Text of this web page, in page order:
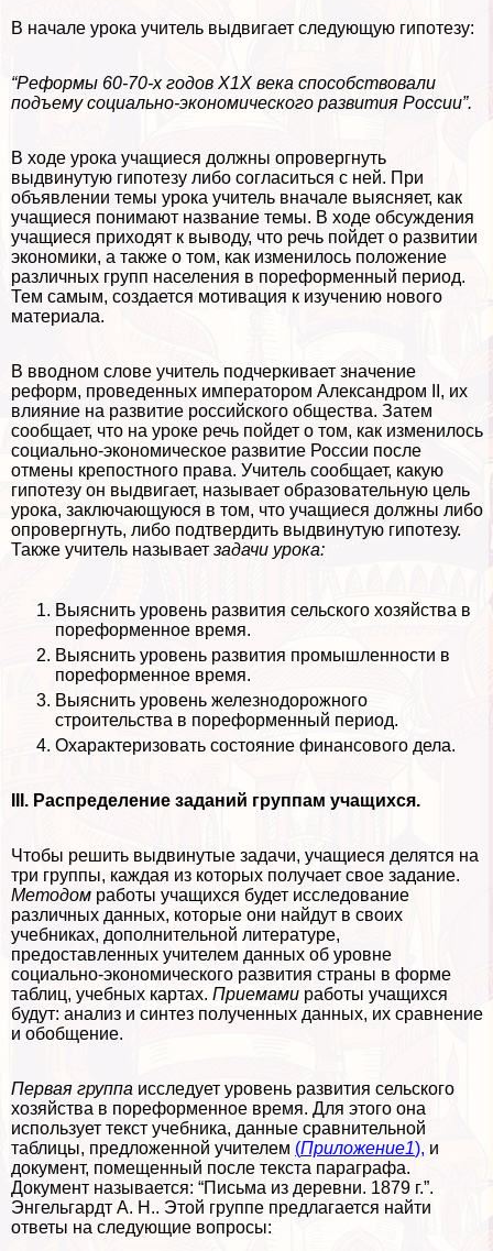
В начале урока учитель выдвигает следующую гипотезу:
“Реформы 60-70-х годов Х1Х века способствовали
подъему социально-экономического развития России”.
В ходе урока учащиеся должны опровергнуть
выдвинутую гипотезу либо согласиться с ней. При
объявлении темы урока учитель вначале выясняет, как
учащиеся понимают название темы. В ходе обсуждения
учащиеся приходят к выводу, что речь пойдет о развитии
экономики, а также о том, как изменилось положение
различных групп населения в пореформенный период.
Тем самым, создается мотивация к изучению нового
материала.
В вводном слове учитель подчеркивает значение
реформ, проведенных императором Александром II, их
влияние на развитие российского общества. Затем
сообщает, что на уроке речь пойдет о том, как изменилось
социально-экономическое развитие России после
отмены крепостного права. Учитель сообщает, какую
гипотезу он выдвигает, называет образовательную цель
урока, заключающуюся в том, что учащиеся должны либо
опровергнуть, либо подтвердить выдвинутую гипотезу.
Также учитель называет задачи урока:
Выяснить уровень развития сельского хозяйства в
пореформенное время.
Выяснить уровень развития промышленности в
пореформенное время.
Выяснить уровень железнодорожного
строительства в пореформенный период.
Охаpaктеризовать состояние финансового дела.
III. Распределение заданий группам учащихся.
Чтобы решить выдвинутые задачи, учащиеся делятся на
три группы, каждая из которых получает свое задание.
Методом работы учащихся будет исследование
различных данных, которые они найдут в своих
учебниках, дополнительной литературе,
предоставленных учителем данных об уровне
социально-экономического развития страны в форме
таблиц, учебных картах. Приемами работы учащихся
будут: анализ и синтез полученных данных, их сравнение
и обобщение.
Первая группа исследует уровень развития сельского
хозяйства в пореформенное время. Для этого она
использует текст учебника, данные сравнительной
таблицы, предложенной учителем (Приложение1), и
документ, помещенный после текста параграфа.
Документ называется: “Письма из деревни. 1879 г.”.
Энгельгардт А. Н.. Этой группе предлагается найти
ответы на следующие вопросы: